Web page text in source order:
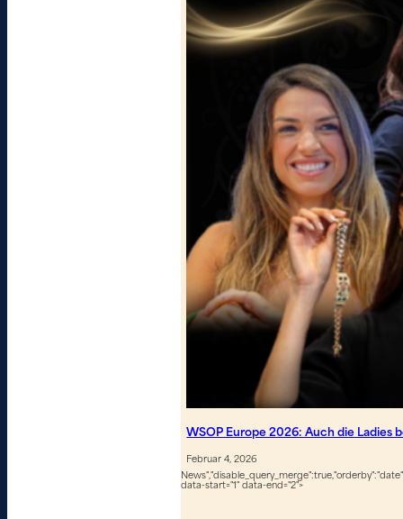
WSOP Europe 2026: Auch die Ladies
Februar 4, 2026
data-start="1" data-end="2">